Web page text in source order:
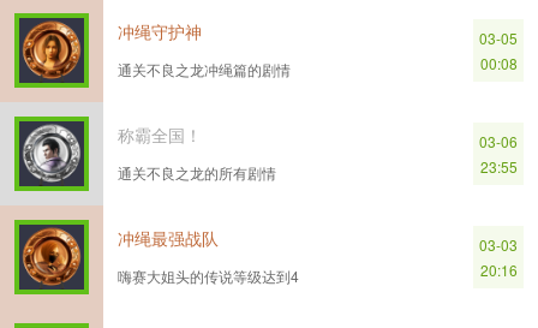
冲绳守护神
通关不良之龙冲绳篇的剧情
03-05
00:08
称霸全国！
通关不良之龙的所有剧情
03-06
23:55
冲绳最强战队
嗨赛大姐头的传说等级达到4
03-03
20:16